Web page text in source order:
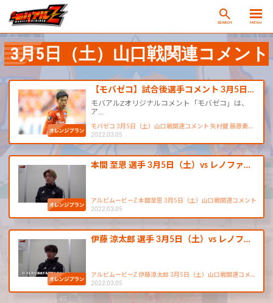
SEARCH MENU
3月5日（土）山口戦関連コメント
【モバゼコ】試合後選手コメント 3月5日…
モバアルZオリジナルコメント「モバゼコ」は、
ア…
モバゼコ 3月5日（土）山口戦関連コメント 矢村健 藤原奏…
2022.03.05
本間 至恩 選手 3月5日（土）vs レノファ…
アルビムービーZ 本間至恩 3月5日（土）山口戦関連コメント
2022.03.05
伊藤 涼太郎 選手 3月5日（土）vs レノフ…
アルビムービーZ 伊藤涼太郎 3月5日（土）山口戦関連コメ…
2022.03.05